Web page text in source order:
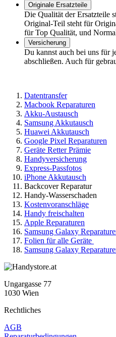
Originale Ersatzteile
Die Qualität der Ersatzteile
Original-Teil steht für
für Top Qualität, und
Versicherung
Du kannst auch bei uns für
abschließen. Auch für
Datentransfer
Macbook Reparaturen
Akku-Austausch
Samsung Akkutausch
Huawei Akkutausch
Google Pixel Reparaturen
Geräte Retter Prämie
Handyversicherung
Express-Passfotos
iPhone Akkutausch
Backcover Reparatur
Handy-Wasserschaden
Kostenvoranschläge
Handy freischalten
Apple Reparaturen
Samsung Galaxy
Folien für alle Geräte
Samsung Galaxy
Ungargasse 77
1030 Wien
Rechtliches
AGB